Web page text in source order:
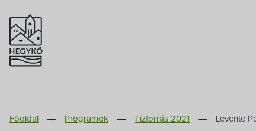
Főoldal Programok Tízforrás 2021 Levente